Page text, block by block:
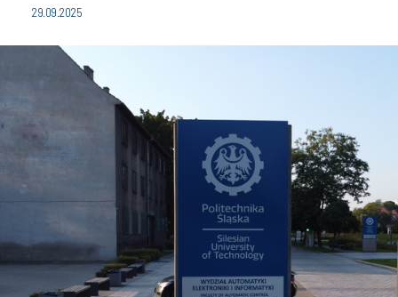
29.09.2025